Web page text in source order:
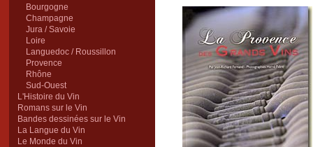
Bourgogne
Champagne
Jura / Savoie
Loire
Languedoc / Roussillon
Provence
Rhône
Sud-Ouest
L'Histoire du Vin
Romans sur le Vin
Bandes dessinées sur le Vin
La Langue du Vin
Le Monde du Vin